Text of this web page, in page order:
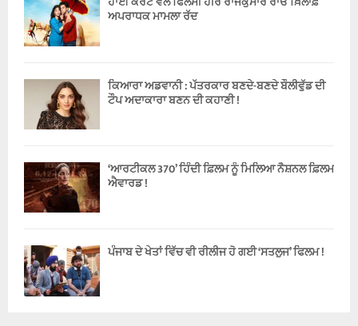
ਅਪਰਾਧਕ ਮਾਮਲਾ ਰੱਦ
ਕਿਆਰਾ ਅਡਵਾਨੀ : ਪੱਤਰਕਾਰ ਬਣਦੇ-ਬਣਦੇ ਬੌਲੀਵੁੱਡ ਦੀ
ਟੌਪ ਅਦਾਕਾਰਾ ਬਣਨ ਦੀ ਕਹਾਣੀ !
‘ਆਰਟੀਕਲ 370’ ਹਿੰਦੀ ਫ਼ਿਲਮ ਨੂੰ ਮਿਲਿਆ ਨੈਸ਼ਨਲ ਫ਼ਿਲਮ
ਐਵਾਰਡ !
ਪੰਜਾਬ ਦੇ ਖੇਤਾਂ ਵਿੱਚ ਵੀ ਰੀਲੀਜ ਹੋ ਗਈ ‘ਸਤਲੁਜ’ ਫਿਲਮ !